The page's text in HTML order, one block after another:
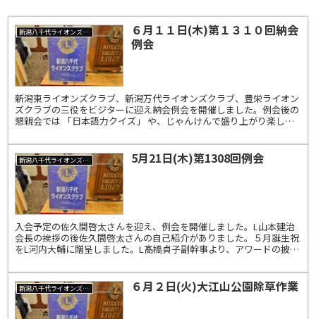
新潟八千代ライオンズクラブ
６月１１日(木)第１３１０回納会
例会
新潟東ライオンズクラブ、新潟万代ライオンズクラブ、豊栄ライオン
ズクラブの三役をビジターに迎え納会例会を開催しました。例会後の
懇親会では 「日本語力クイズ」 や、じゃんけんで盛り上がり楽しい
新潟八千代ライオンズクラブ 5月21日(木)第1308回例会
入会予定の佐久間啓太さんを迎え、例会を開催しました。L山本建治
会長の挨拶の後佐久間啓太さんの自己紹介がありました。５月誕生祝
をL河内大輔に贈呈しました。L髙橋貞子副幹事より、アワードの披露
新潟八千代ライオンズクラブ ６月２日(火)大江山公園除草作業